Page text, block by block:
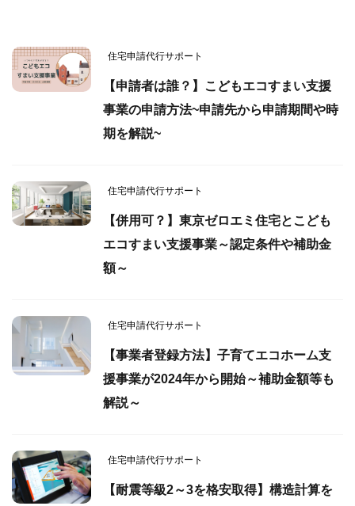
住宅申請代行サポート
【申請者は誰？】こどもエコすまい支援
事業の申請方法~申請先から申請期間や時
期を解説~
住宅申請代行サポート
【併用可？】東京ゼロエミ住宅とこども
エコすまい支援事業～認定条件や補助金
額～
住宅申請代行サポート
【事業者登録方法】子育てエコホーム支
援事業が2024年から開始～補助金額等も
解説～
住宅申請代行サポート
【耐震等級2～3を格安取得】構造計算を